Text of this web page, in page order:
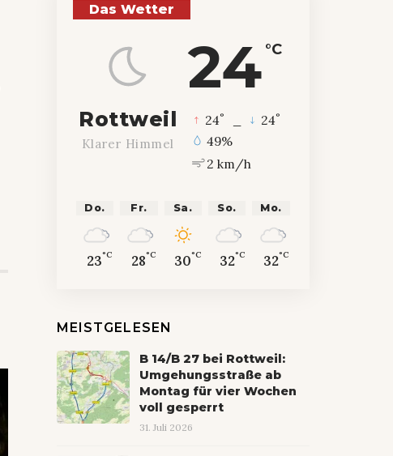
Das Wetter
24 °C
Rottweil
Klarer Himmel
24° 24°
49%
2 km/h
Do.
23°C
Fr.
28°C
Sa.
30°C
So.
32°C
Mo.
32°C
MEISTGELESEN
B 14/B 27 bei Rottweil:
Umgehungsstraße ab
Montag für vier Wochen
voll gesperrt
31. Juli 2026